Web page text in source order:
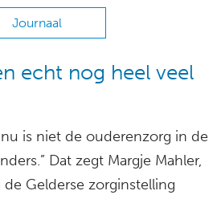
Journaal
echt nog heel veel
is niet de ouderenzorg in de
Dat zegt Margje Mahler,
Gelderse zorginstelling